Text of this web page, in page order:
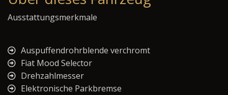
Ausstattungsmerkmale
Auspuffendrohrblende verchromt
Fiat Mood Selector
Drehzahlmesser
Elektronische Parkbremse